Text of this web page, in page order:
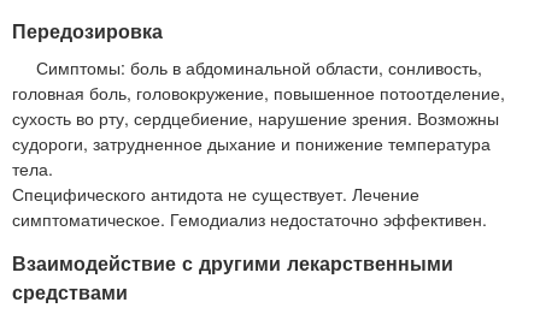
Передозировка
Симптомы: боль в абдоминальной области, сонливость,
головная боль, головокружение, повышенное потоотделение,
сухость во рту, сердцебиение, нарушение зрения. Возможны
судороги, затрудненное дыхание и понижение температура
тела.
Специфического антидота не существует. Лечение
симптоматическое. Гемодиализ недостаточно эффективен.
Взаимодействие с другими лекарственными
средствами